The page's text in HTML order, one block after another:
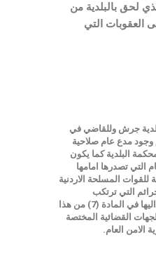
لحق بالبلدية من
العقوبات التي
جرش وللقاضي في
مدع عام صلاحية
البلدية كما يكون
التي تصدرها امامها
المسلحة الاردنية
التي ترتكب
بالمخالفة للقوانين المشار اليها في المادة (7) من هذا
القضائية المختصة
الامن العام.